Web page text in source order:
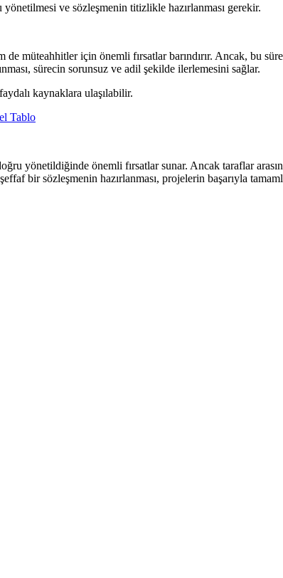
ve sözleşmenin titizlikle hazırlanması gerekir.
müteahhitler için önemli fırsatlar barındırır. Ancak, bu
sürecin sorunsuz ve adil şekilde ilerlemesini sağlar.
kaynaklara ulaşılabilir.
Tablo
yönetildiğinde önemli fırsatlar sunar. Ancak taraflar
bir sözleşmenin hazırlanması, projelerin başarıyla